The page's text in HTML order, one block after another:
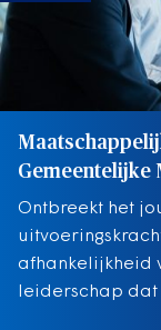
Gemeentelijke
Ontbreekt het
afhankelijkheid
leiderschap